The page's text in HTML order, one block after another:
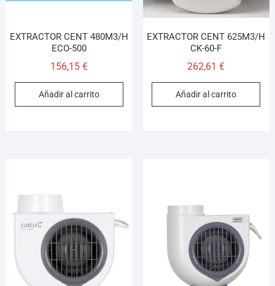
EXTRACTOR CENT 480M3/H
ECO-500
156,15 €
Añadir al carrito
EXTRACTOR CENT 625M3/H
CK-60-F
262,61€
Añadir al carrito